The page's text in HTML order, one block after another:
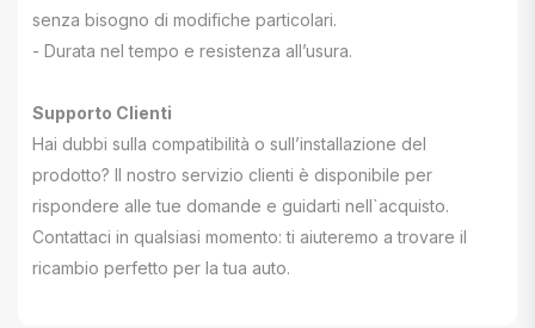
senza bisogno di modifiche particolari.
- Durata nel tempo e resistenza all’usura.
Supporto Clienti
Hai dubbi sulla compatibilità o sull’installazione del
prodotto? Il nostro servizio clienti è disponibile per
rispondere alle tue domande e guidarti nell`acquisto.
Contattaci in qualsiasi momento: ti aiuteremo a trovare il
ricambio perfetto per la tua auto.